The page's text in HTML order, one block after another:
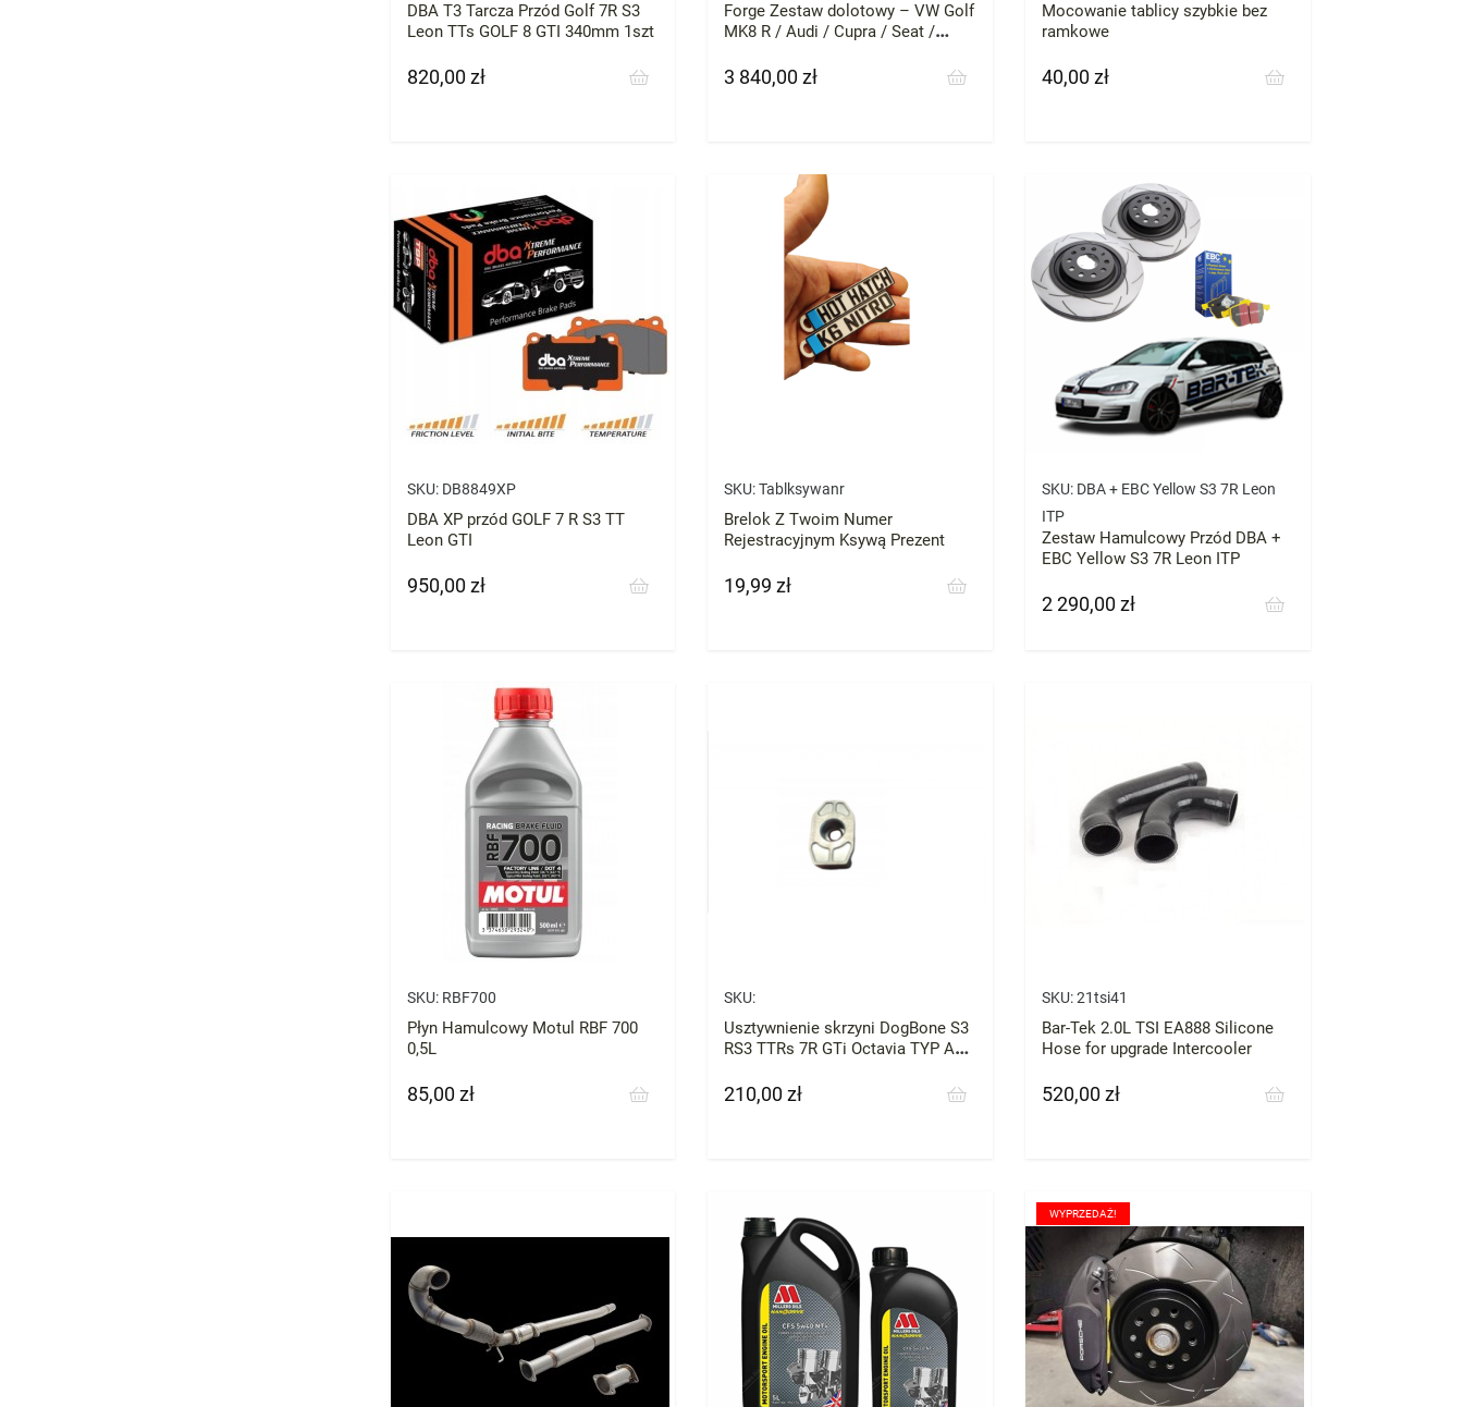
DBA T3 Tarcza Przód Golf 7R S3
Leon TTs GOLF 8 GTI 340mm 1szt
Cena
820,00 zł
Forge Zestaw dolotowy – VW Golf
MK8 R / Audi / Cupra / Seat /
Cena
3 840,00 zł
Mocowanie tablicy szybkie bez
ramkowe
Cena
40,00 zł
SKU: DB8849XP
DBA XP przód GOLF 7 R S3 TT
Leon GTI
Cena
950,00 zł
SKU: Tablksywanr
Brelok Z Twoim Numer
Rejestracyjnym Ksywą Prezent
Cena
19,99 zł
SKU: DBA + EBC Yellow S3 7R Leon
ITP
Zestaw Hamulcowy Przód DBA +
EBC Yellow S3 7R Leon ITP
Cena
2 290,00 zł
SKU: RBF700
Płyn Hamulcowy Motul RBF 700
0,5L
Cena
85,00 zł
SKU:
Usztywnienie skrzyni DogBone S3
RS3 TTRs 7R GTi Octavia TYP A
Cena
210,00 zł
SKU: 21tsi41
Bar-Tek 2.0L TSI EA888 Silicone
Hose for upgrade Intercooler
Cena
520,00 zł
WYPRZEDAŻ!